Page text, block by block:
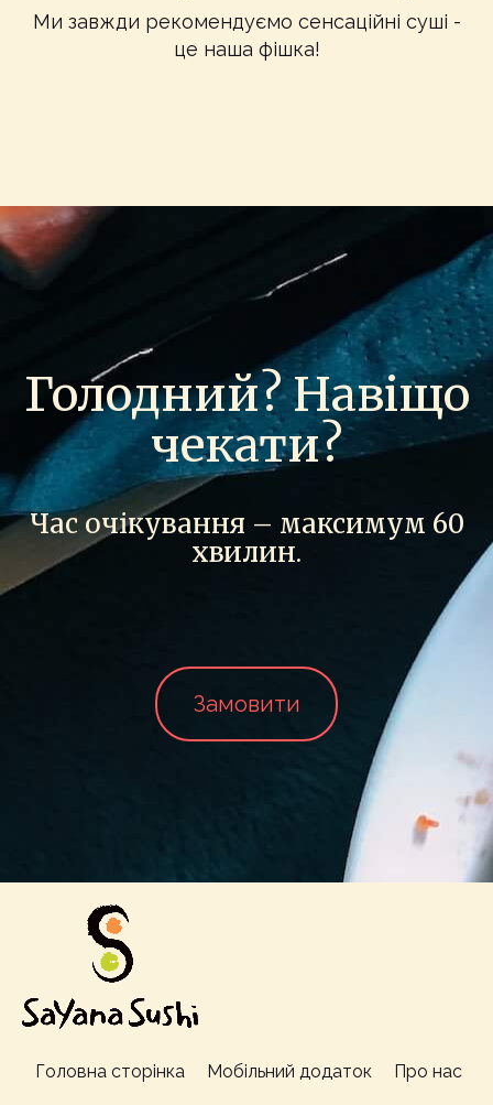
Ми завжди рекомендуємо сенсаційні суші -
це наша фішка!
Голодний? Навіщо
чекати?
Час очікування – максимум 60
хвилин.
Замовити
Головна сторінка Мобільний додаток
Про нас